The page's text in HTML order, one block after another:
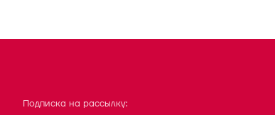
Подписка на рассылку: